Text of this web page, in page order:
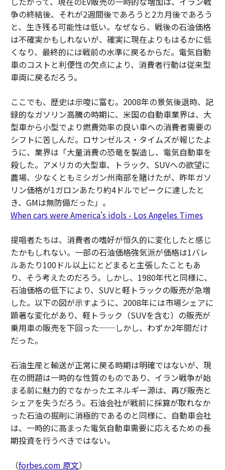
争の終結後、それが2週間後であろうと2カ月後であろう
と、生き残る可能性は低い。なぜなら、戦後の石油価格
は不確実かもしれないが、確実に現在よりもはるかに低
くなり、最終的には戦前の水準に戻るからだ。電気自動
車のコストと利便性の欠点により、消費者行動は従来型
車両に戻るだろう。
ここでも、歴史は示唆に富む。2008年の景気後退時、記
録的なガソリン高騰の時期に、米国の自動車業界は、大
型車から小型でより燃費効率の良い車への消費者需要の
シフトに苦しんだ。ロサンゼルス・タイムズが報じたよ
うに、業界は「大量消費の恐竜を製造し、電気自動車を
殺した。アメリカの大型車、トラック、SUVへの欲望に
農場、少なくともミシガン州南部を賭けたが、昨年ガソ
リン価格が1ガロンあたり約4ドルでピークに達したと
き、GMは無防備だった」。
When cars were America's idols - Los Angeles Times
提唱者たちは、消費者の嗜好が恒久的に変化したと感じ
たかもしれない。一部の石油価格強気派が価格は1バレ
ルあたり100ドル以上にとどまると主張したこともあ
り、そう考えたのだろう。しかし、1980年代と同様に、
石油価格の低下により、SUVと軽トラックの販売が急増
した。以下の図が示すように、2008年には市場シェアに
顕著な変化があり、軽トラック（SUVを含む）の販売が
乗用車の販売を下回った──しかし、わずか2年間だけ
だった。
石油生産と輸送が正常に戻る時期は明確ではないが、現
在の問題は一時的な性質のものであり、イラン戦争が始
まる前に魅力的でなかったエネルギー源は、再び販売と
シェアを失うだろう。石油会社が戦前に採算が取れなか
った石油の掘削に消極的であるのと同様に、自動車会社
は、一時的に高まった電気自動車需要に応えるための長
期投資を行うべきではない。
（forbes.com 原文）